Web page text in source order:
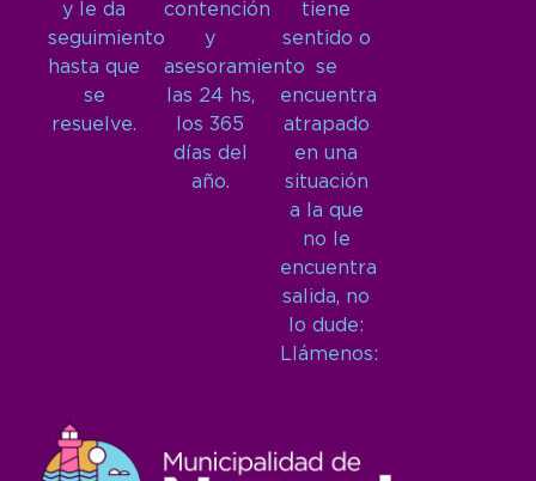
y le da
seguimiento
hasta que
se
resuelve.
contención
y
asesoramiento
las 24 hs,
los 365
días del
año.
tiene
sentido o
se
encuentra
atrapado
en una
situación
a la que
no le
encuentra
salida, no
lo dude:
Llámenos: